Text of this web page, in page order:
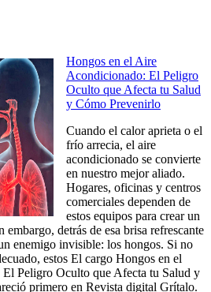
Hongos en el Aire
Acondicionado: El Peligro
Oculto que Afecta tu Salud
y Cómo Prevenirlo
Cuando el calor aprieta o el
frío arrecia, el aire
acondicionado se convierte
en nuestro mejor aliado.
Hogares, oficinas y centros
comerciales dependen de
estos equipos para crear un
embargo, detrás de esa brisa refrescante
enemigo invisible: los hongos. Si no
estos El cargo Hongos en el
Peligro Oculto que Afecta tu Salud y
primero en Revista digital Grítalo.